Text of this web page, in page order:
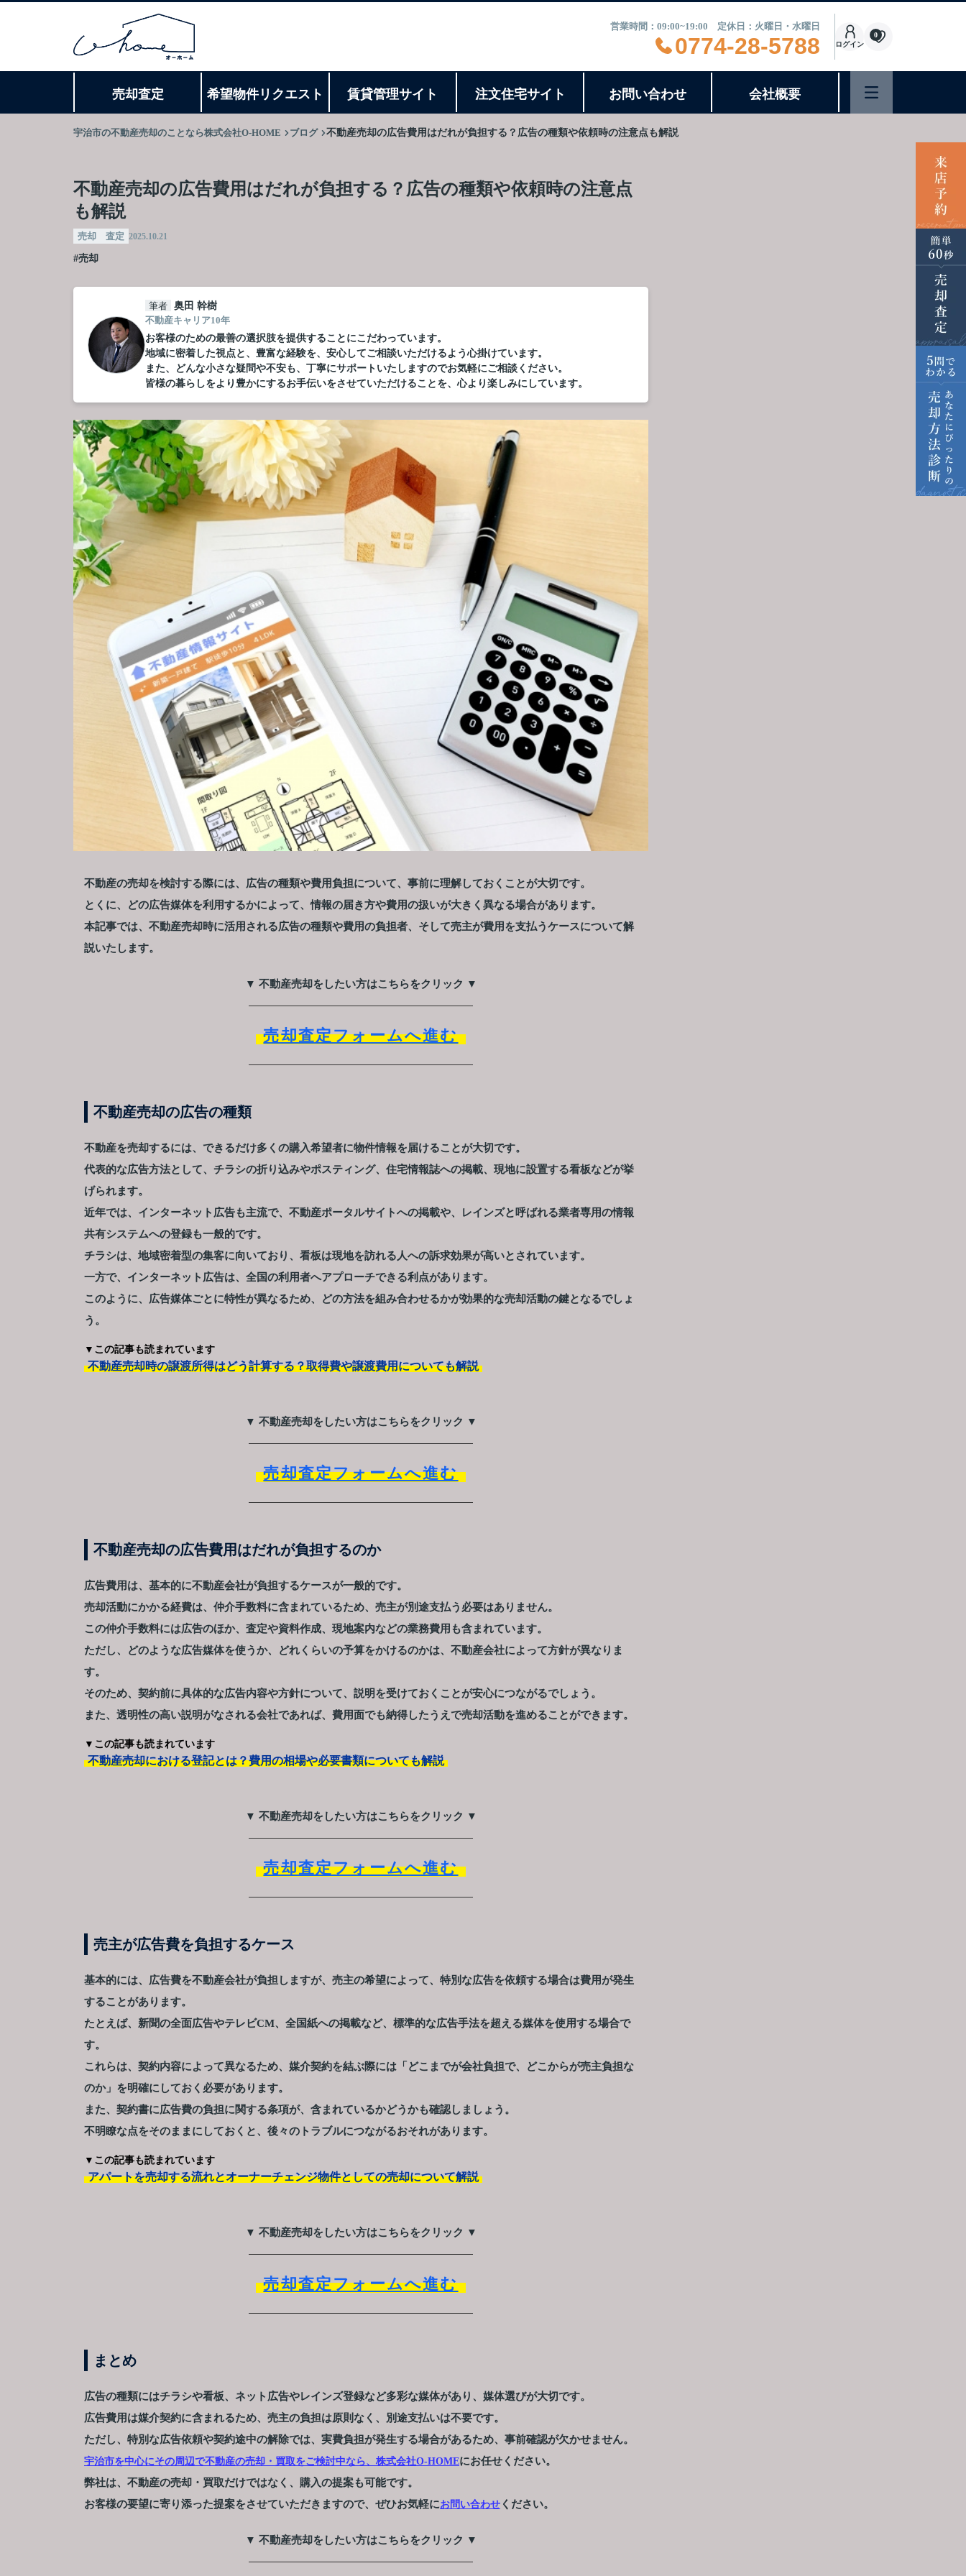
営業時間：09:00~19:00 定休日：火曜日・水曜日
0774-28-5788 ログイン
0
売却査定 希望物件リクエスト 賃貸管理サイト 注文住宅サイト お問い合わせ 会社概要
宇治市の不動産売却のことなら株式会社O-HOME ブログ 不動産売却の広告費用はだれが負担する？広告の種類や依頼時の注意点も解説
不動産売却の広告費用はだれが負担する？広告の種類や依頼時の注意点
も解説
売却 査定 2025.10.21
#売却
筆者 奥田 幹樹
不動産キャリア10年
お客様のための最善の選択肢を提供することにこだわっています。
地域に密着した視点と、豊富な経験を、安心してご相談いただけるよう心掛けています。
また、どんな小さな疑問や不安も、丁寧にサポートいたしますのでお気軽にご相談ください。
皆様の暮らしをより豊かにするお手伝いをさせていただけることを、心より楽しみにしています。
不動産の売却を検討する際には、広告の種類や費用負担について、事前に理解しておくことが大切です。
とくに、どの広告媒体を利用するかによって、情報の届き方や費用の扱いが大きく異なる場合があります。
本記事では、不動産売却時に活用される広告の種類や費用の負担者、そして売主が費用を支払うケースについて解
説いたします。
▼ 不動産売却をしたい方はこちらをクリック ▼
売却査定フォームへ進む
不動産売却の広告の種類
不動産を売却するには、できるだけ多くの購入希望者に物件情報を届けることが大切です。
代表的な広告方法として、チラシの折り込みやポスティング、住宅情報誌への掲載、現地に設置する看板などが挙
げられます。
近年では、インターネット広告も主流で、不動産ポータルサイトへの掲載や、レインズと呼ばれる業者専用の情報
共有システムへの登録も一般的です。
チラシは、地域密着型の集客に向いており、看板は現地を訪れる人への訴求効果が高いとされています。
一方で、インターネット広告は、全国の利用者へアプローチできる利点があります。
このように、広告媒体ごとに特性が異なるため、どの方法を組み合わせるかが効果的な売却活動の鍵となるでしょ
う。
▼この記事も読まれています
不動産売却時の譲渡所得はどう計算する？取得費や譲渡費用についても解説
▼ 不動産売却をしたい方はこちらをクリック ▼
売却査定フォームへ進む
不動産売却の広告費用はだれが負担するのか
広告費用は、基本的に不動産会社が負担するケースが一般的です。
売却活動にかかる経費は、仲介手数料に含まれているため、売主が別途支払う必要はありません。
この仲介手数料には広告のほか、査定や資料作成、現地案内などの業務費用も含まれています。
ただし、どのような広告媒体を使うか、どれくらいの予算をかけるのかは、不動産会社によって方針が異なりま
す。
そのため、契約前に具体的な広告内容や方針について、説明を受けておくことが安心につながるでしょう。
また、透明性の高い説明がなされる会社であれば、費用面でも納得したうえで売却活動を進めることができます。
▼この記事も読まれています
不動産売却における登記とは？費用の相場や必要書類についても解説
▼ 不動産売却をしたい方はこちらをクリック ▼
売却査定フォームへ進む
売主が広告費を負担するケース
基本的には、広告費を不動産会社が負担しますが、売主の希望によって、特別な広告を依頼する場合は費用が発生
することがあります。
たとえば、新聞の全面広告やテレビCM、全国紙への掲載など、標準的な広告手法を超える媒体を使用する場合で
す。
これらは、契約内容によって異なるため、媒介契約を結ぶ際には「どこまでが会社負担で、どこからが売主負担な
のか」を明確にしておく必要があります。
また、契約書に広告費の負担に関する条項が、含まれているかどうかも確認しましょう。
不明瞭な点をそのままにしておくと、後々のトラブルにつながるおそれがあります。
▼この記事も読まれています
アパートを売却する流れとオーナーチェンジ物件としての売却について解説
▼ 不動産売却をしたい方はこちらをクリック ▼
売却査定フォームへ進む
まとめ
広告の種類にはチラシや看板、ネット広告やレインズ登録など多彩な媒体があり、媒体選びが大切です。
広告費用は媒介契約に含まれるため、売主の負担は原則なく、別途支払いは不要です。
ただし、特別な広告依頼や契約途中の解除では、実費負担が発生する場合があるため、事前確認が欠かせません。
宇治市を中心にその周辺で不動産の売却・買取をご検討中なら、株式会社O-HOMEにお任せください。
弊社は、不動産の売却・買取だけではなく、購入の提案も可能です。
お客様の要望に寄り添った提案をさせていただきますので、ぜひお気軽にお問い合わせ ください。
▼ 不動産売却をしたい方はこちらをクリック ▼